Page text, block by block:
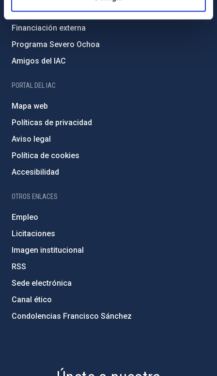
Proyectos institucionales
Financiación externa
Programa Severo Ochoa
Amigos del IAC
PORTAL DEL IAC
Mapa web
Políticas de privacidad
Aviso legal
Política de cookies
Accesibilidad
OTROS ENLACES
Empleo
Licitaciones
Imagen institucional
RSS
Sede electrónica
Canal ético
Condolencias Francisco Sánchez